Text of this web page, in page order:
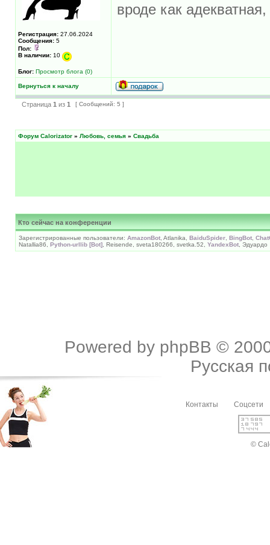
Регистрация: 27.06.2024
Сообщения: 5
Пол:
В наличии: 10
Блог: Просмотр блога (0)
вроде как
Вернуться к началу
Страница 1 из 1 [ Сообщений: 5 ]
Форум Calorizator » Любовь, семья » Свадьба
Кто сейчас на конференции
Зарегистрированные пользователи: AmazonBot , Atlanika, BaiduSpider BingBot
Natallia86, Python-urllib [Bot] , Reisende, sveta180266, svetka.52, YandexBot , Эдуардо
Powered by phpBB ©
Русская
Контакты Соцсети
©